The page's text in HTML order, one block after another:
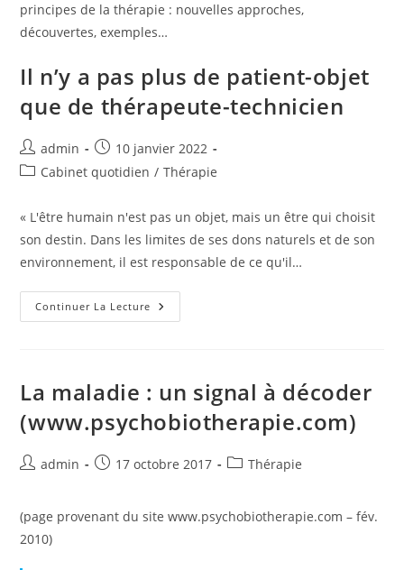
principes de la thérapie : nouvelles approches,
découvertes, exemples…
Il n’y a pas plus de patient-objet
que de thérapeute-technicien
Auteur/autrice
de
admin
Publication
publiée :
10 janvier 2022
PostCabinet quotidien / Thérapie
« L'être humain n'est pas un objet, mais un être qui choisit
son destin. Dans les limites de ses dons naturels et de son
environnement, il est responsable de ce qu'il…
Continuer La Lecture Il
N’y
Objet
De
Thérapeute-
La maladie : un signal à décoder
(www.psychobiotherapie.com)
Auteur/autrice
publication :
admin
Publication
17 octobre 2017
PostThérapie
(page provenant du site www.psychobiotherapie.com – fév.
2010)